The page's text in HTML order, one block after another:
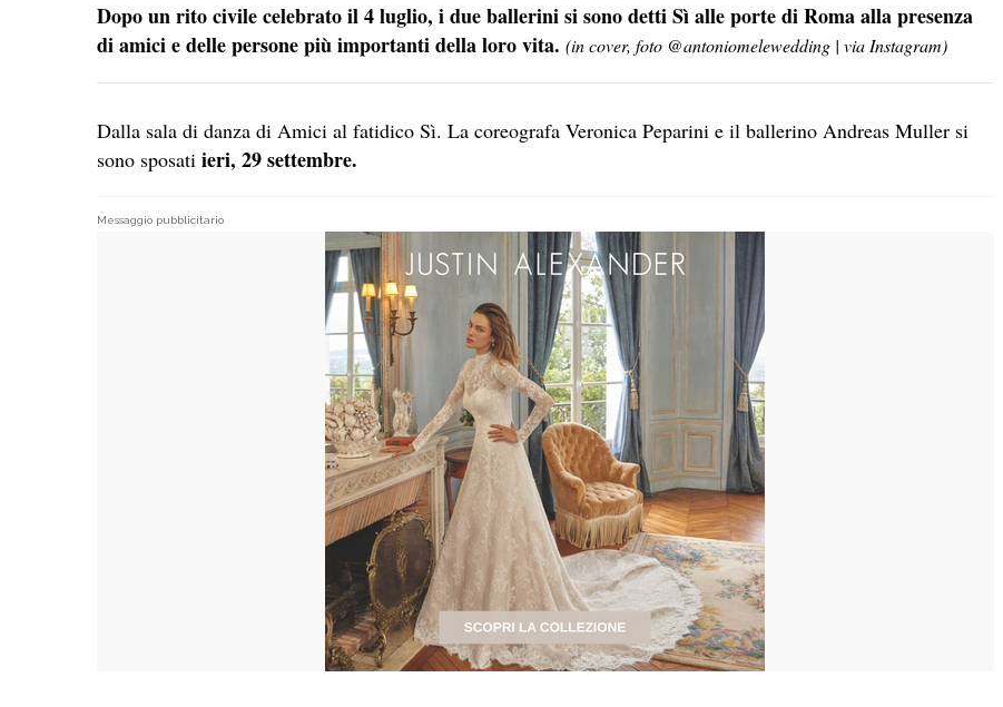
Dopo un rito civile celebrato il 4 luglio, i due ballerini si sono detti Sì alle porte di Roma alla presenza
di amici e delle persone più importanti della loro vita. (in cover, foto @antoniomelewedding | via Instagram)
Dalla sala di danza di Amici al fatidico Sì. La coreografa Veronica Peparini e il ballerino Andreas Muller si
sono sposati ieri, 29 settembre.
Messaggio pubblicitario